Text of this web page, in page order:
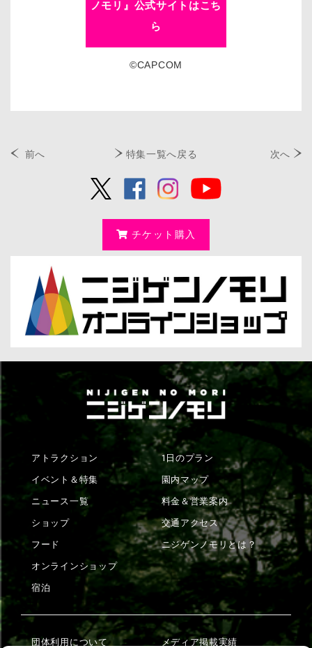
ノモリ』公式サイトはこち
ら
©CAPCOM
前へ 特集一覧へ戻る 次へ
チケット購入
アトラクション
イベント＆特集
ニュース一覧
ショップ
フード
オンラインショップ
宿泊
1日のプラン
園内マップ
料金＆営業案内
交通アクセス
ニジゲンノモリとは？
団体利用について メディア掲載実績